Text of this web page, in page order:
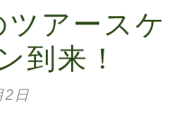
アースケ
到来！
2日